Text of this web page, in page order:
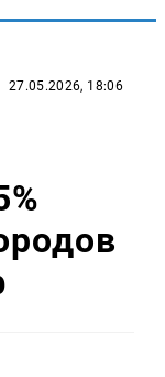
27.05.2026, 18:06